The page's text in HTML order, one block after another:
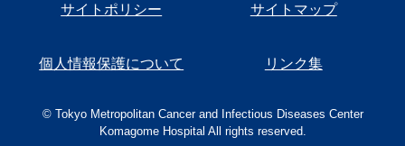
サイトポリシー サイトマップ
個人情報保護について リンク集
© Tokyo Metropolitan Cancer and Infectious Diseases Center
Komagome Hospital All rights reserved.